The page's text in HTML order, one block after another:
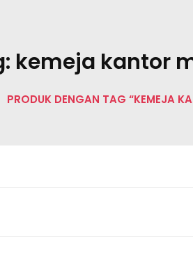
kemeja kantor
PRODUK DENGAN TAG “KEMEJA